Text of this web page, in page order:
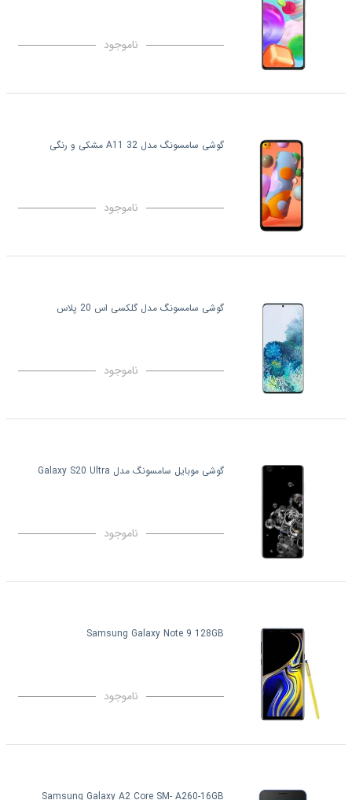
ناموجود
گوشی سامسونگ مدل 32 A11 مشکی و رنگی
ناموجود
گوشی سامسونگ مدل گلکسی اس 20 پلاس
ناموجود
گوشی موبایل سامسونگ مدل Galaxy S20 Ultra
ناموجود
Samsung Galaxy Note 9 128GB
ناموجود
Samsung Galaxy A2 Core SM- A260-16GB